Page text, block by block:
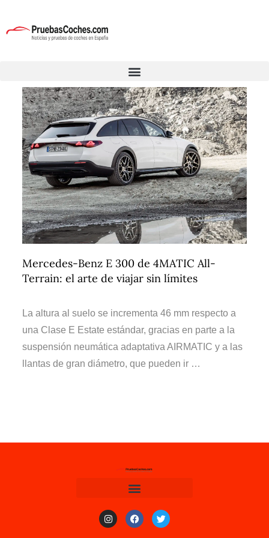
Mercedes-Benz E 300 de 4MATIC All-
Terrain: el arte de viajar sin límites
La altura al suelo se incrementa 46 mm respecto a
una Clase E Estate estándar, gracias en parte a la
suspensión neumática adaptativa AIRMATIC y a las
llantas de gran diámetro, que pueden ir …